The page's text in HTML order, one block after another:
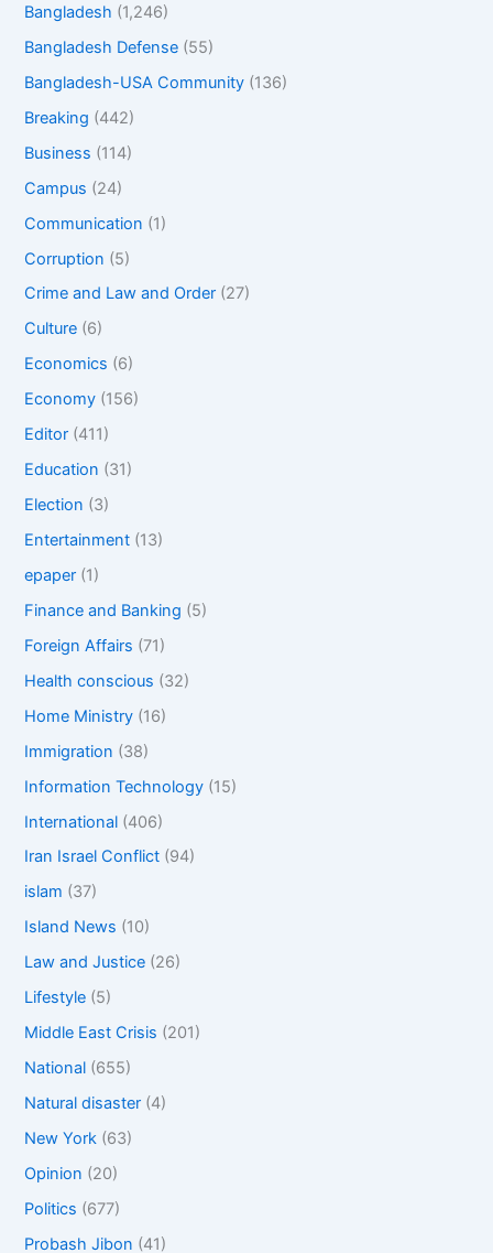
Bangladesh (1,246)
Bangladesh Defense (55)
Bangladesh-USA Community (136)
Breaking (442)
Business (114)
Campus (24)
Communication (1)
Corruption (5)
Crime and Law and Order (27)
Culture (6)
Economics (6)
Economy (156)
Editor (411)
Education (31)
Election (3)
Entertainment (13)
epaper (1)
Finance and Banking (5)
Foreign Affairs (71)
Health conscious (32)
Home Ministry (16)
Immigration (38)
Information Technology (15)
International (406)
Iran Israel Conflict (94)
islam (37)
Island News (10)
Law and Justice (26)
Lifestyle (5)
Middle East Crisis (201)
National (655)
Natural disaster (4)
New York (63)
Opinion (20)
Politics (677)
Probash Jibon (41)